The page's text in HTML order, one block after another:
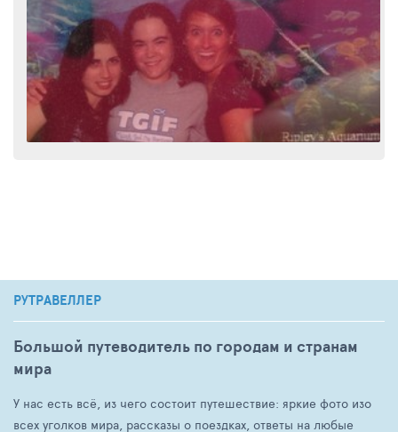
РУТРАВЕЛЛЕР
Большой путеводитель по городам и странам
мира
У нас есть всё, из чего состоит путешествие: яркие фото изо
всех уголков мира, рассказы о поездках, ответы на любые